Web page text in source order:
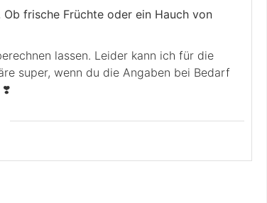
frische Früchte oder ein Hauch von
super, wenn du die Angaben bei Bedarf
❣️